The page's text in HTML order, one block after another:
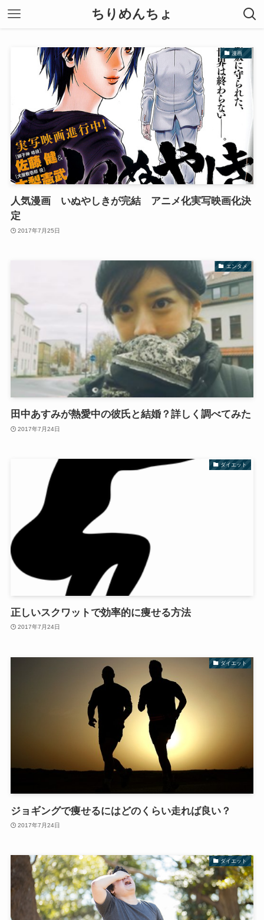
ちりめんちょ
漫画
人気漫画 いぬやしきが完結 アニメ化実写映画化決
定
2017年7月25日
エンタメ
田中あすみが熱愛中の彼氏と結婚？詳しく調べてみた
2017年7月24日
ダイエット
正しいスクワットで効率的に痩せる方法
2017年7月24日
ダイエット
ジョギングで痩せるにはどのくらい走れば良い？
2017年7月24日
ダイエット